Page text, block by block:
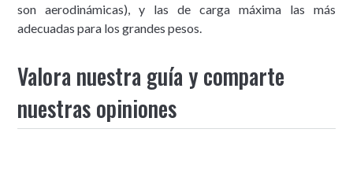
son aerodinámicas), y las de carga máxima las más
adecuadas para los grandes pesos.
Valora nuestra guía y comparte
nuestras opiniones